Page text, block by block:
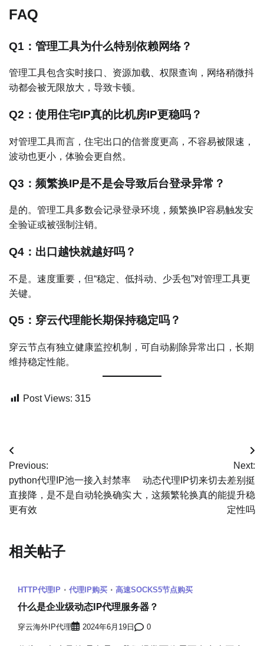
FAQ
Q1：管理工具为什么特别依赖网络？
管理工具包含实时接口、资源加载、权限查询，网络稍微抖
动都会被无限放大，导致卡顿。
Q2：使用住宅IP真的比机房IP更稳吗？
对管理工具而言，住宅出口的信誉度更高，不容易被限速，
波动也更小，体验会更自然。
Q3：频繁换IP是不是会导致后台登录异常？
是的。管理工具多数会记录登录环境，频繁换IP容易触发安
全验证或被强制注销。
Q4：出口越快就越好吗？
不是。速度重要，但“稳定、低抖动、少丢包”对管理工具更
关键。
Q5：穿云代理能长期保持稳定吗？
穿云节点有独立健康监控机制，可自动剔除异常出口，长期
维持稳定性能。
Post Views: 315
文
章
导
Previous:
python代理IP池一接入封禁率
直接降，是不是自动轮换确实
更有效
Next:
动态代理IP切来切去差别挺
大，这频繁轮换真的能提升稳
定性吗
相关帖子
HTTP代理IP 代理IP购买 高速SOCKS5节点购买
什么是企业级动态IP代理服务器？
穿云海外IP代理 2024年6月19日 0